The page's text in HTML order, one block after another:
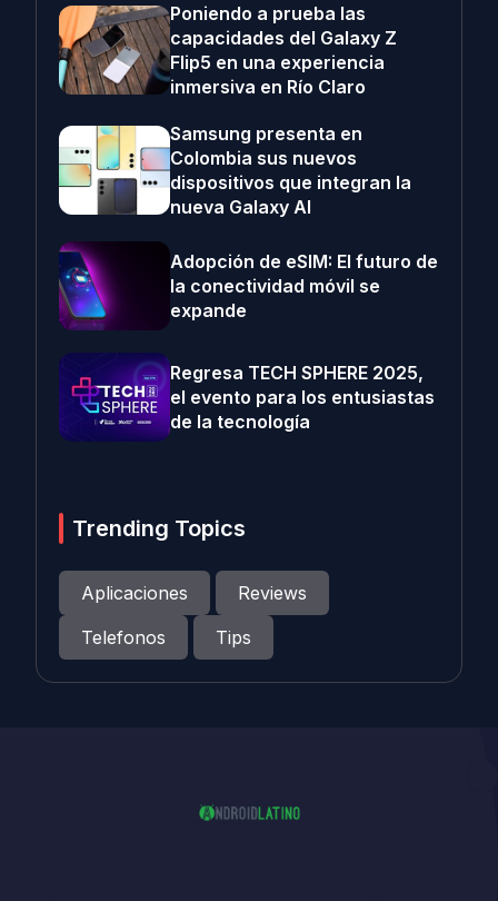
Poniendo a prueba las
capacidades del Galaxy Z
Flip5 en una experiencia
inmersiva en Río Claro
Samsung presenta en
Colombia sus nuevos
dispositivos que integran la
nueva Galaxy AI
Adopción de eSIM: El futuro de
la conectividad móvil se
expande
Regresa TECH SPHERE 2025,
el evento para los entusiastas
de la tecnología
Trending Topics
Aplicaciones
Reviews
Telefonos
Tips